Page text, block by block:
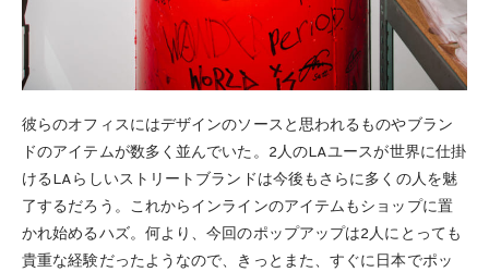
彼らのオフィスにはデザインのソースと思われるものやブラン
ドのアイテムが数多く並んでいた。2人のLAユースが世界に仕掛
けるLAらしいストリートブランドは今後もさらに多くの人を魅
了するだろう。これからインラインのアイテムもショップに置
かれ始めるハズ。何より、今回のポップアップは2人にとっても
貴重な経験だったようなので、きっとまた、すぐに日本でポッ